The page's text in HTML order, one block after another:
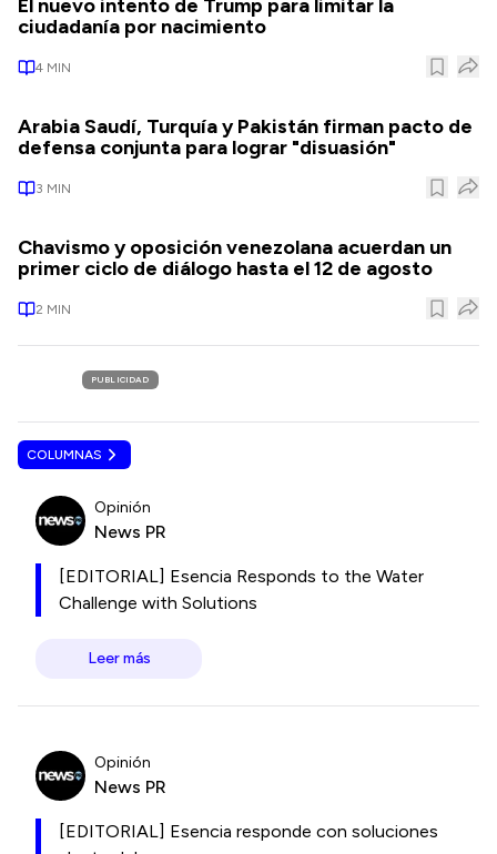
El nuevo intento de Trump para limitar la
ciudadanía por nacimiento
4 MIN
Arabia Saudí, Turquía y Pakistán firman pacto de
defensa conjunta para lograr "disuasión"
3 MIN
Chavismo y oposición venezolana acuerdan un
primer ciclo de diálogo hasta el 12 de agosto
2 MIN
PUBLICIDAD
COLUMNAS
Opinión
News PR
[EDITORIAL] Esencia Responds to the Water
Challenge with Solutions
Leer más
Opinión
News PR
[EDITORIAL] Esencia responde con soluciones